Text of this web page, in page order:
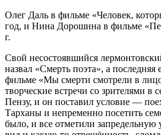
Олег Даль в фильме «Человек,
год, и Нина Дорошина в фильме
г.
Свой несостоявшийся
назвал «Смерть поэта», а
фильме «Мы смерти смотрели в
творческие встречи со зрителями в
Пензу, и он поставил условие —
Тарханы и непременно посетить
было, и все отметили запредельную